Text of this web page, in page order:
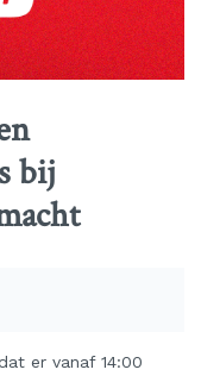
bij
er vanaf 14:00